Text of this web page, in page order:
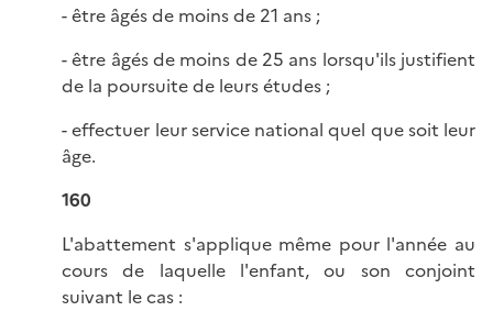
- être âgés de moins de 21 ans ;
- être âgés de moins de 25 ans lorsqu'ils justifient
de la poursuite de leurs études ;
- effectuer leur service national quel que soit leur
âge.
160
L'abattement s'applique même pour l'année au
cours de laquelle l'enfant, ou son conjoint
suivant le cas :